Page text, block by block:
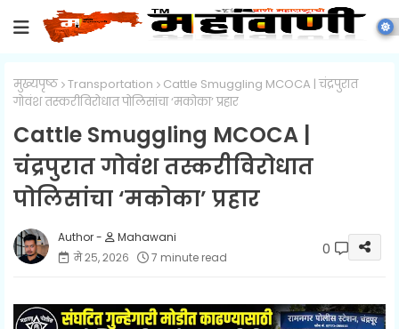
मुख्यपृष्ठ Transportation
Cattle Smuggling MCOCA | चंद्रपुरात
गोवंश तस्करीविरोधात पोलिसांचा ‘मकोका’ प्रहार
Cattle Smuggling MCOCA |
चंद्रपुरात गोवंश तस्करीविरोधात
पोलिसांचा ‘मकोका’ प्रहार
Mahawani
मे २५, २०२६
7 minute read 0